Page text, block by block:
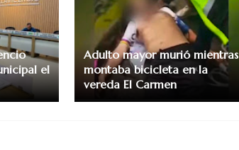
el
Adulto mayor murió mientras
montaba bicicleta en la
vereda El Carmen